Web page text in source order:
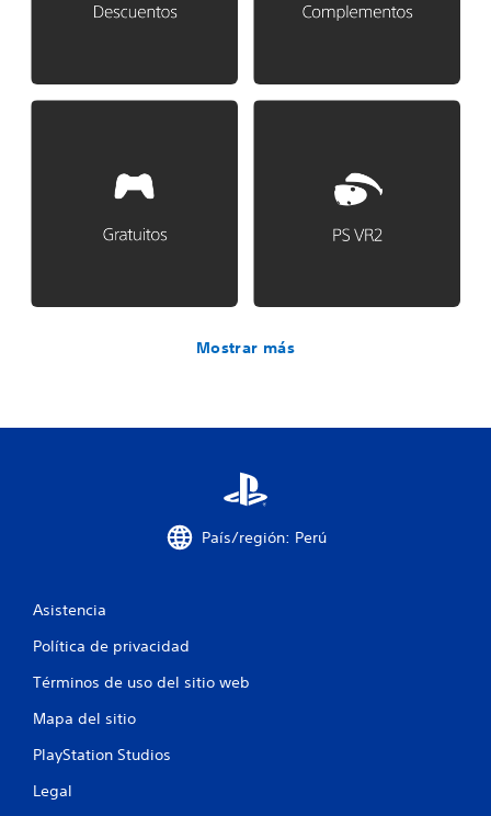
Mostrar más
País/región: Perú
Asistencia
Política de privacidad
Términos de uso del sitio web
Mapa del sitio
PlayStation Studios
Legal